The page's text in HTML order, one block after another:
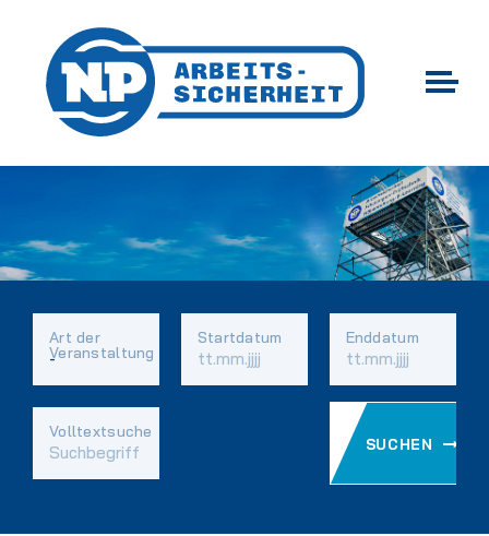
Felder
Art der
Veranstaltung
Startdatum Enddatum
Volltextsuche
SUCHEN